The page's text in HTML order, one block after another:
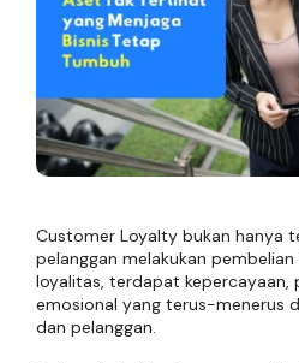
Customer Loyalty bukan hanya
pelanggan melakukan
loyalitas, terdapat kepercayaan,
emosional yang terus-menerus
dan pelanggan.